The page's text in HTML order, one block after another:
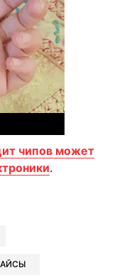
чипов может
.
Viber
в Whatsapp
в Messenger
в LinkedIn